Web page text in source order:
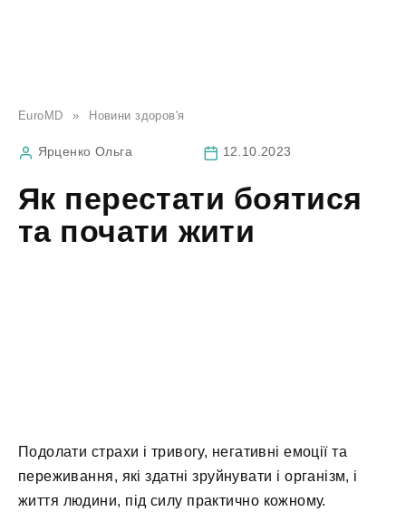
EuroMD » Новини здоров'я
Ярценко Ольга 12.10.2023
Як перестати боятися
та почати жити
Подолати страхи і тривогу, негативні емоції та
переживання, які здатні зруйнувати і організм, і
життя людини, під силу практично кожному.